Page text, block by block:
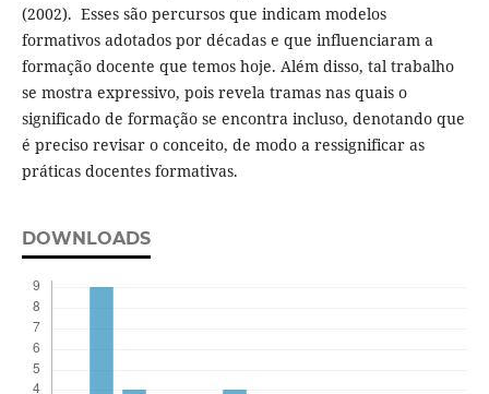
(2002). Esses são percursos que indicam modelos
formativos adotados por décadas e que influenciaram a
formação docente que temos hoje. Além disso, tal trabalho
se mostra expressivo, pois revela tramas nas quais o
significado de formação se encontra incluso, denotando que
é preciso revisar o conceito, de modo a ressignificar as
práticas docentes formativas.
DOWNLOADS